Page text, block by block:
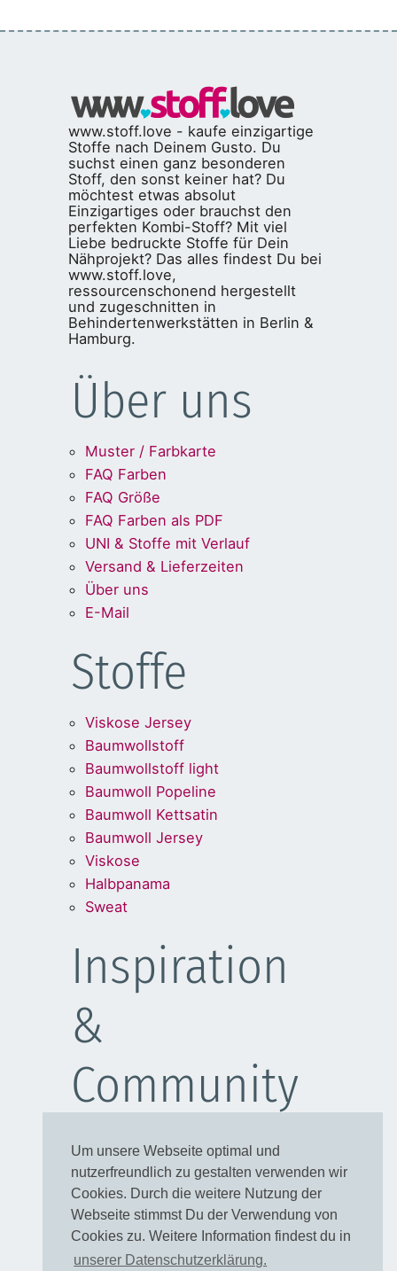
Um unsere Webseite optimal und
nutzerfreundlich zu gestalten verwenden wir
Cookies. Durch die weitere Nutzung der
Webseite stimmst Du der Verwendung von
Cookies zu. Weitere Information findest du in
unserer Datenschutzerklärung.
www.stoff.love - kaufe einzigartige
Stoffe nach Deinem Gusto. Du
suchst einen ganz besonderen
Stoff, den sonst keiner hat? Du
möchtest etwas absolut
Einzigartiges oder brauchst den
perfekten Kombi-Stoff? Mit viel
Liebe bedruckte Stoffe für Dein
Nähprojekt? Das alles findest Du bei
www.stoff.love,
ressourcenschonend hergestellt
und zugeschnitten in
Behindertenwerkstätten in Berlin &
Hamburg.
Über uns
Muster / Farbkarte
FAQ Farben
FAQ Größe
FAQ Farben als PDF
UNI & Stoffe mit Verlauf
Versand & Lieferzeiten
Über uns
E-Mail
Stoffe
Viskose Jersey
Baumwollstoff
Baumwollstoff light
Baumwoll Popeline
Baumwoll Kettsatin
Baumwoll Jersey
Viskose
Halbpanama
Sweat
Inspiration
&
Community
Kleider
Blusen
Taschen